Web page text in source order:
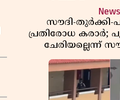
News
സൗദി-
പ്രതിരോധ
ചേരിയല്ലെന്ന്